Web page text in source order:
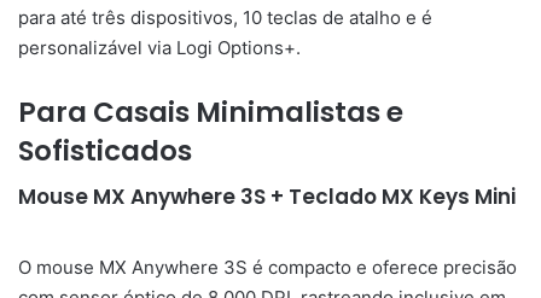
para até três dispositivos, 10 teclas de atalho e é
personalizável via Logi Options+.
Para Casais Minimalistas e
Sofisticados
Mouse MX Anywhere 3S + Teclado MX Keys Mini
O mouse MX Anywhere 3S é compacto e oferece precisão